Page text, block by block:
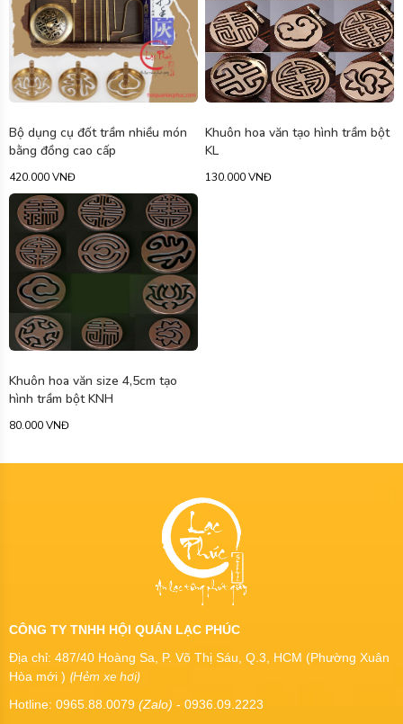
Bộ dụng cụ đốt trầm nhiều món
bằng đồng cao cấp
420.000 VNĐ
Khuôn hoa văn tạo hình trầm bột
KL
130.000 VNĐ
Khuôn hoa văn size 4,5cm tạo
hình trầm bột KNH
80.000 VNĐ
CÔNG TY TNHH HỘI QUÁN LẠC PHÚC
Địa chỉ: 487/40 Hoàng Sa, P. Võ Thị Sáu, Q.3, HCM (Phường Xuân
Hòa mới ) (Hẻm xe hơi)
Hotline: 0965.88.0079 (Zalo) - 0936.09.2223